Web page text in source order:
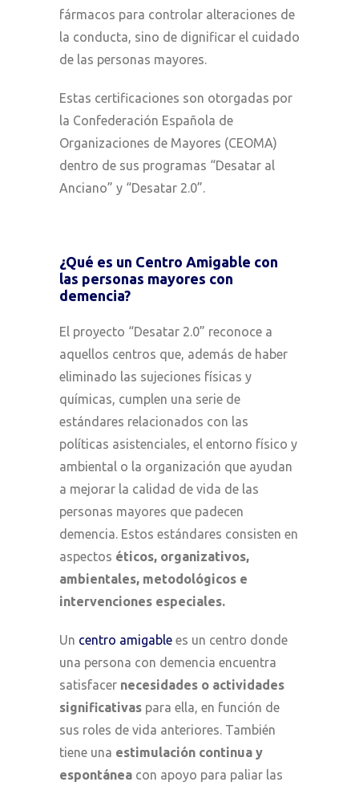
fármacos para controlar alteraciones de
la conducta, sino de dignificar el cuidado
de las personas mayores.
Estas certificaciones son otorgadas por
la Confederación Española de
Organizaciones de Mayores (CEOMA)
dentro de sus programas “Desatar al
Anciano” y “Desatar 2.0”.
¿Qué es un Centro Amigable con
las personas mayores con
demencia?
El proyecto “Desatar 2.0” reconoce a
aquellos centros que, además de haber
eliminado las sujeciones físicas y
químicas, cumplen una serie de
estándares relacionados con las
políticas asistenciales, el entorno físico y
ambiental o la organización que ayudan
a mejorar la calidad de vida de las
personas mayores que padecen
demencia. Estos estándares consisten en
aspectos éticos, organizativos,
ambientales, metodológicos e
intervenciones especiales.
Un centro amigable es un centro donde
una persona con demencia encuentra
satisfacer necesidades o actividades
significativas para ella, en función de
sus roles de vida anteriores. También
tiene una estimulación continua y
espontánea con apoyo para paliar las